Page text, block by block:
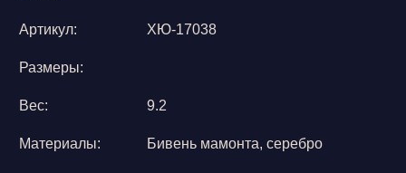
Артикул: ХЮ-17038
Размеры:
Вес: 9.2
Материалы: Бивень мамонта, серебро